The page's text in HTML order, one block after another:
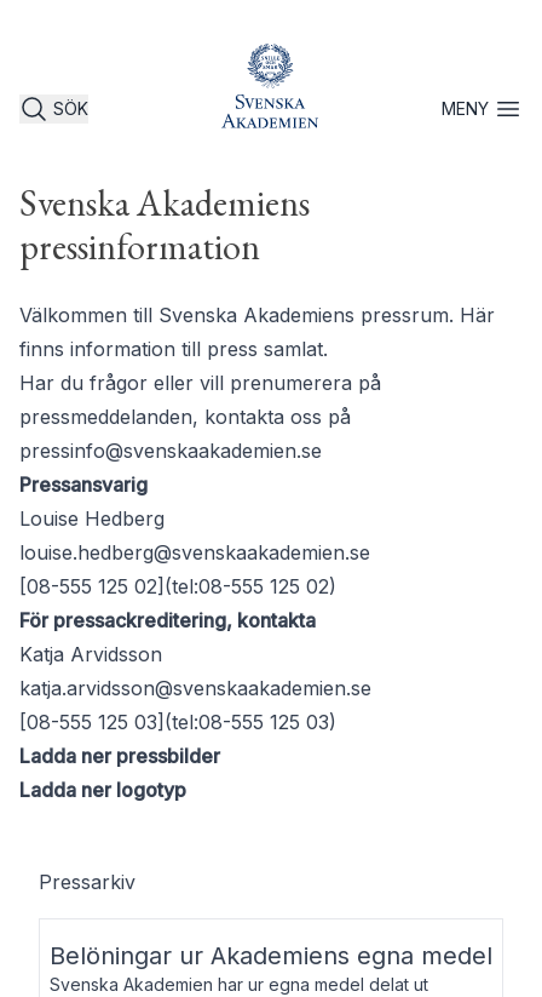
SÖK MENYÖppna
Svenska Akademiens
pressinformation
Välkommen till Svenska Akademiens pressrum. Här
finns information till press samlat.
Har du frågor eller vill prenumerera på
pressmeddelanden, kontakta oss på
pressinfo@svenskaakademien.se
Pressansvarig
Louise Hedberg
louise.hedberg@svenskaakademien.se
[08-555 125 02](tel:08-555 125 02)
För pressackreditering, kontakta
Katja Arvidsson
katja.arvidsson@svenskaakademien.se
[08-555 125 03](tel:08-555 125 03)
Ladda ner pressbilder
Ladda ner logotyp
Pressarkiv
Belöningar ur Akademiens egna medel
Svenska Akademien har ur egna medel delat ut